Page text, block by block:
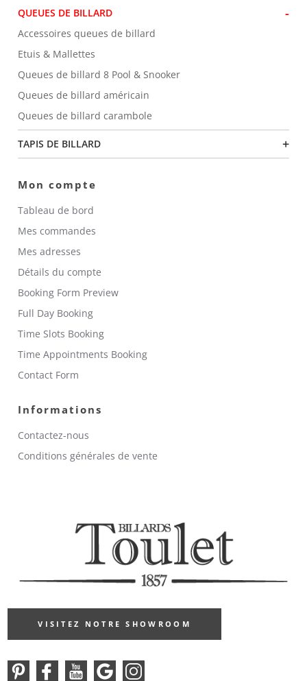
QUEUES DE BILLARD -
Accessoires queues de billard
Etuis & Mallettes
Queues de billard 8 Pool & Snooker
Queues de billard américain
Queues de billard carambole
TAPIS DE BILLARD +
Mon compte
Tableau de bord
Mes commandes
Mes adresses
Détails du compte
Booking Form Preview
Full Day Booking
Time Slots Booking
Time Appointments Booking
Contact Form
Informations
Contactez-nous
Conditions générales de vente
VISITEZ NOTRE SHOWROOM